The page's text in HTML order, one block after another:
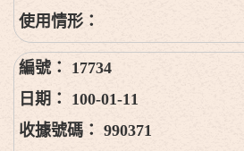
17734
100-01-11
990371